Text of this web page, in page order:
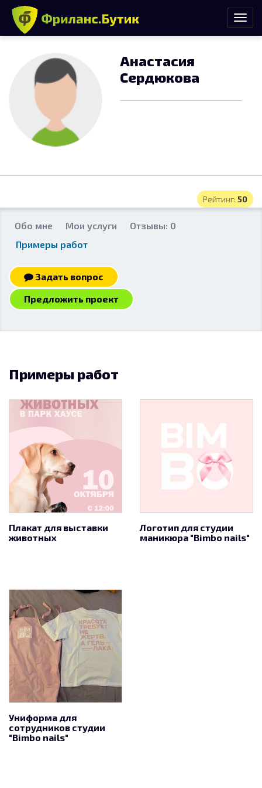
Анастасия
Сердюкова
Рейтинг: 50
Обо мне Мои услуги
Отзывы: 0
Примеры работ
Задать вопрос
Предложить проект
Примеры работ
Плакат для выставки
животных
Логотип для студии
маникюра "Bimbo nails"
Униформа для
сотрудников студии
"Bimbo nails"